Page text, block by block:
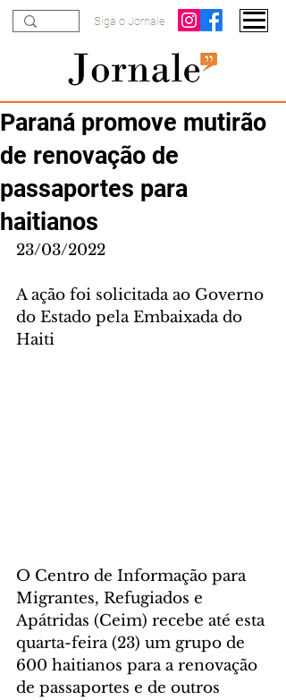
Siga o Jornale
Paraná promove mutirão
de renovação de
passaportes para
haitianos
23/03/2022
A ação foi solicitada ao Governo
do Estado pela Embaixada do
Haiti
O Centro de Informação para
Migrantes, Refugiados e
Apátridas (Ceim) recebe até esta
quarta-feira (23) um grupo de
600 haitianos para a renovação
de passaportes e de outros